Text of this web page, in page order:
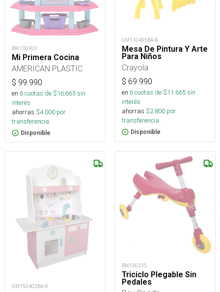
BW130303
Mi Primera Cocina
AMERICAN PLASTIC
$ 99.990
en 6cuotas de $16.665sin
interés
ahorras $4.000 por
transferencia.
Disponible
GM110405BA-R
Mesa De Pintura Y Arte
Para Niños
Crayola
$ 69.990
en 6cuotas de $11.665sin
interés
ahorras $2.800 por
transferencia.
Disponible
GM150403BA-R
BW130310
Triciclo Plegable Sin
Pedales